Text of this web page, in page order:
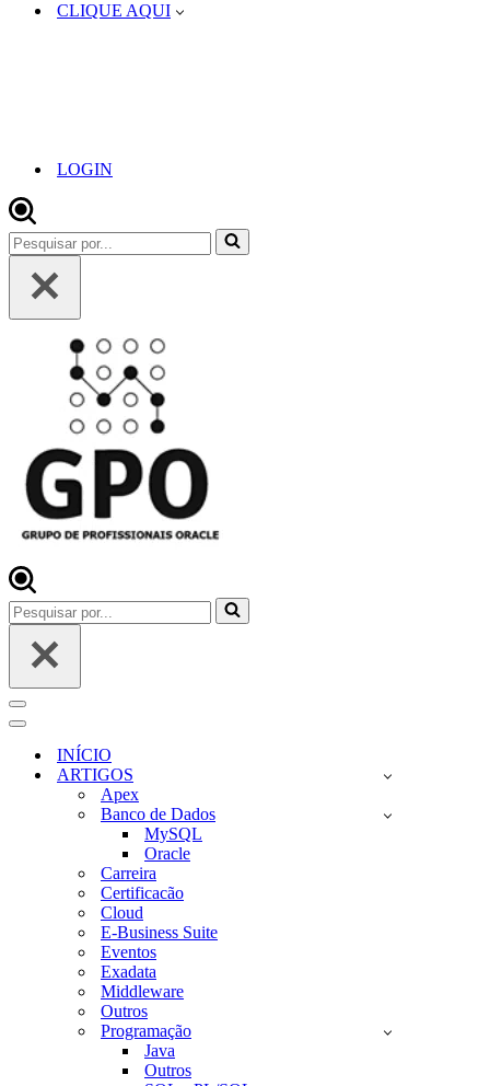
CLIQUE AQUI
LOGIN
Pesquisar
por...
Pesquisar
por...
Menu
de
navegação
Menu
navegaçãoINÍCIO
ARTIGOS
Apex
Banco de Dados
MySQL
Oracle
Carreira
Certificacão
Cloud
E-Business Suite
Eventos
Exadata
Middleware
Outros
Programação
Java
Outros